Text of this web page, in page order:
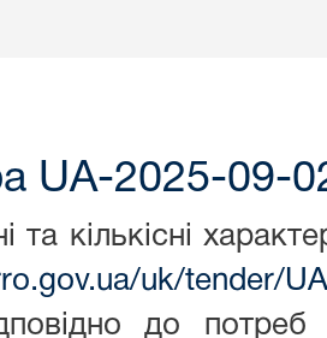
UA-2025-09-
та кількісні
uk/tender/
до потреб